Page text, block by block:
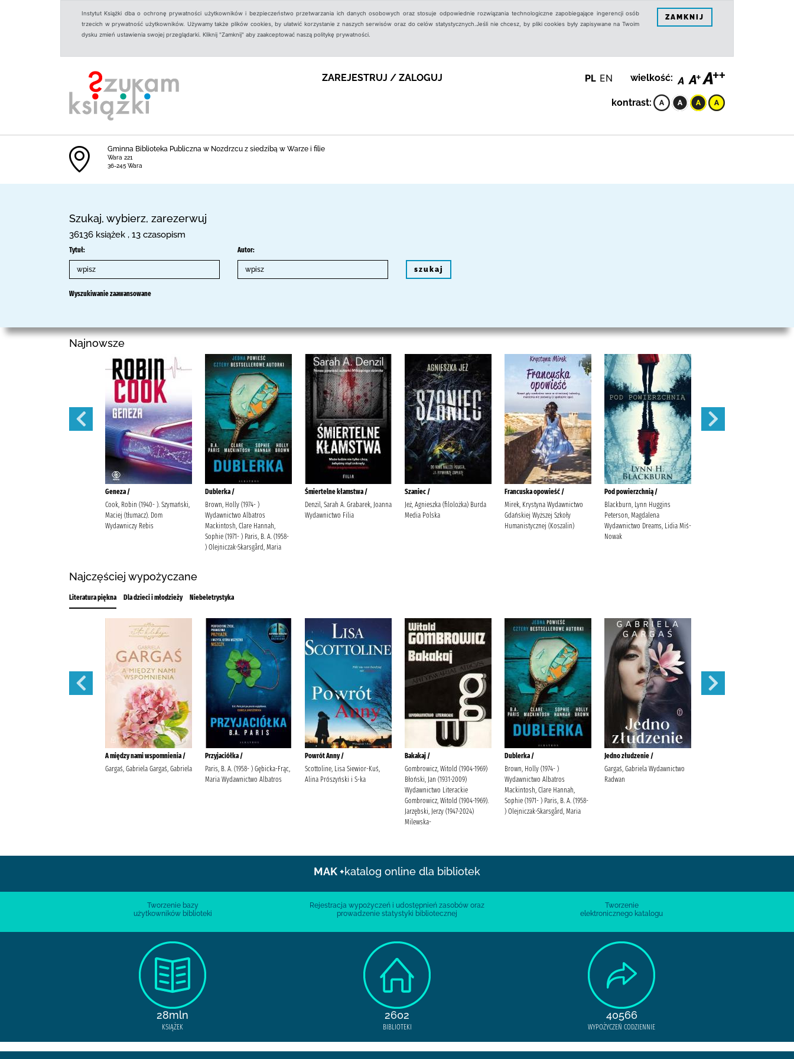
Instytut Książki dba o ochronę prywatności użytkowników i bezpieczeństwo przetwarzania ich danych osobowych oraz stosuje odpowiednie rozwiązania technologiczne zapobiegające ingerencji osób
trzecich w prywatność użytkowników. Używamy także plików cookies, by ułatwić korzystanie z naszych serwisów oraz do celów statystycznych.Jeśli nie chcesz, by pliki cookies były zapisywane na Twoim
dysku zmień ustawienia swojej przeglądarki. Kliknij "Zamknij" aby zaakceptować naszą politykę prywatności.
ZAMKNIJ
ZAREJESTRUJ / ZALOGUJ PL EN wielkość:
kontrast:
Gminna Biblioteka Publiczna w Nozdrzcu z siedzibą w Warze i filie
Wara 221
36-245 Wara
Szukaj, wybierz, zarezerwuj
36136 książek , 13 czasopism
Tytuł: Autor:
szukaj
Wyszukiwanie zaawansowane
Najnowsze
Geneza /
Cook, Robin (1940- ). Szymański,
Maciej (tłumacz). Dom
Wydawniczy Rebis
Dublerka /
Brown, Holly (1974- )
Wydawnictwo Albatros
Mackintosh, Clare Hannah,
Sophie (1971- ) Paris, B. A. (1958-
) Olejniczak-Skarsgård, Maria
Śmiertelne kłamstwa /
Denzil, Sarah A. Grabarek, Joanna
Wydawnictwo Filia
Szaniec /
Jeż, Agnieszka (filolożka) Burda
Media Polska
Francuska opowieść /
Mirek, Krystyna Wydawnictwo
Gdańskiej Wyższej Szkoły
Humanistycznej (Koszalin)
Pod powierzchnią /
Blackburn, Lynn Huggins
Peterson, Magdalena
Wydawnictwo Dreams, Lidia Miś-
Nowak
Najczęściej wypożyczane
Literatura piękna Dla dzieci i młodzieży Niebeletrystyka
A między nami wspomnienia /
Gargaś, Gabriela Gargaś, Gabriela
Przyjaciółka /
Paris, B. A. (1958- ) Gębicka-Frąc,
Maria Wydawnictwo Albatros
Powrót Anny /
Scottoline, Lisa Siewior-Kuś,
Alina Prószyński i S-ka
Bakakaj /
Gombrowicz, Witold (1904-1969)
Błoński, Jan (1931-2009)
Wydawnictwo Literackie
Gombrowicz, Witold (1904-1969).
Jarzębski, Jerzy (1947-2024)
Milewska-
Dublerka /
Brown, Holly (1974- )
Wydawnictwo Albatros
Mackintosh, Clare Hannah,
Sophie (1971- ) Paris, B. A. (1958-
) Olejniczak-Skarsgård, Maria
Jedno złudzenie /
Gargaś, Gabriela Wydawnictwo
Radwan
MAK +katalog online dla bibliotek
Tworzenie bazy
użytkowników biblioteki
Rejestracja wypożyczeń i udostępnień zasobów oraz
prowadzenie statystyki bibliotecznej
Tworzenie
elektronicznego katalogu
28mln
KSIĄŻEK
2602
BIBLIOTEKI
40566
WYPOŻYCZEŃ CODZIENNIE